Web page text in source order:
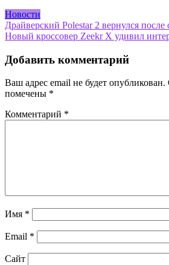
Новости
Навигация
по
записям
Драйверский Polestar 2 вернулся после
Новый кроссовер Zeekr X удивил
Добавить комментарий
Ваш адрес email не будет опубликован.
помечены *
Комментарий *
Имя *
Email *
Сайт